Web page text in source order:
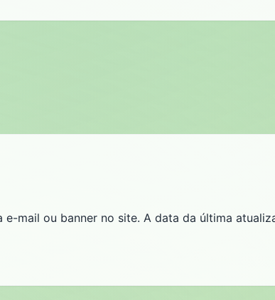
mail ou banner no site. A data da última